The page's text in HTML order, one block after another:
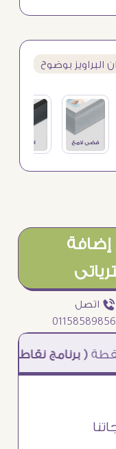
البراويز بوضوح
إضافة
ƒ اتصل
01158589856
نقاطى )à خصم 5% للعملاء الجدد à شحن مجانى عند الشراء ب 4000 جنيه à